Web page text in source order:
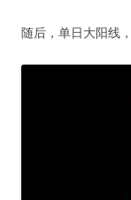
随后，单日大阳线